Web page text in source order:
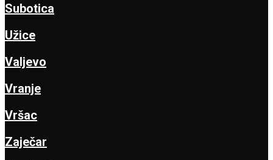
Subotica
Užice
Valjevo
Vranje
Vršac
Zaječar